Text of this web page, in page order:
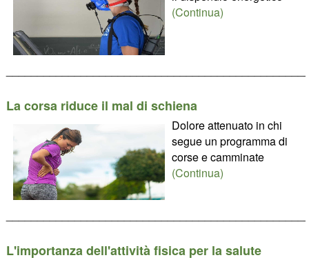
(Continua)
La corsa riduce il mal di schiena
Dolore attenuato in chi
segue un programma di
corse e camminate
(Continua)
L'importanza dell'attività fisica per la salute